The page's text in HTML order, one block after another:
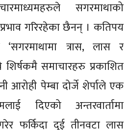
सगरमाथाको
गरिरहेका छैनन् । कतिपय
‘सगरमाथामा त्रास, लास र
शिर्षकमै समाचारहरु प्रकाशित
आरोही पेम्बा दोर्जे शेर्पाले एक
दिएको अन्तरवार्तामा
फर्किदा दुई तीनवटा लास